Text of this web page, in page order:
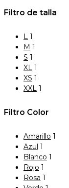
Filtro de talla
L 1
M 1
S 1
XL 1
XS 1
XXL 1
Filtro Color
Amarillo 1
Azul 1
Blanco 1
Rojo 1
Rosa 1